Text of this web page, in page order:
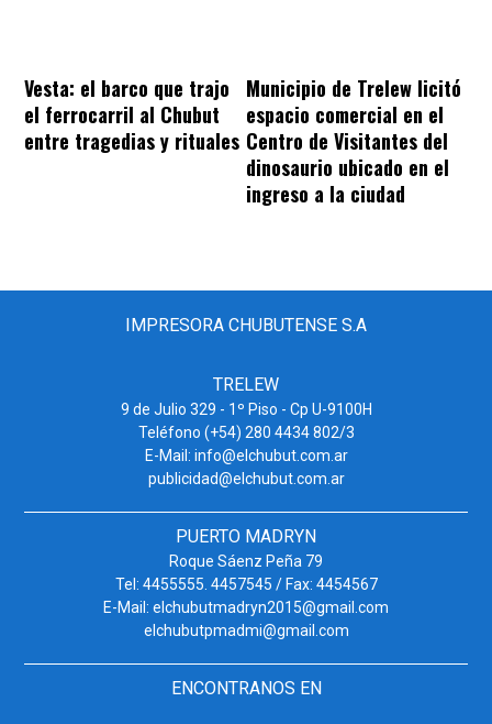
Vesta: el barco que trajo
el ferrocarril al Chubut
entre tragedias y rituales
Municipio de Trelew licitó
espacio comercial en el
Centro de Visitantes del
dinosaurio ubicado en el
ingreso a la ciudad
IMPRESORA CHUBUTENSE S.A
TRELEW
9 de Julio 329 - 1º Piso - Cp U-9100H
Teléfono (+54) 280 4434 802/3
E-Mail: info@elchubut.com.ar
publicidad@elchubut.com.ar
PUERTO MADRYN
Roque Sáenz Peña 79
Tel: 4455555. 4457545 / Fax: 4454567
E-Mail: elchubutmadryn2015@gmail.com
elchubutpmadmi@gmail.com
ENCONTRANOS EN